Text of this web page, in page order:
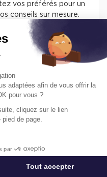
vos préférés pour un
conseils sur mesure.
nous engageons à
de l'espace parfait pour
annonces de
en France
entreprise.
en France présentent
l’actif, des
adaptées afin de vous offrir la
pour vous ?
cliquez sur le lien
de page.
par
Tout accepter